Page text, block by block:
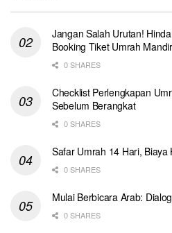
Jangan Salah Urutan!
Booking Tiket Umrah
0 SHARES
Checklist Perlengkapan
Sebelum Berangkat
0 SHARES
Safar Umrah 14 Hari,
0 SHARES
Mulai Berbicara Arab:
0 SHARES